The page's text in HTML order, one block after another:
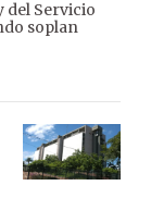
del Servicio
soplan